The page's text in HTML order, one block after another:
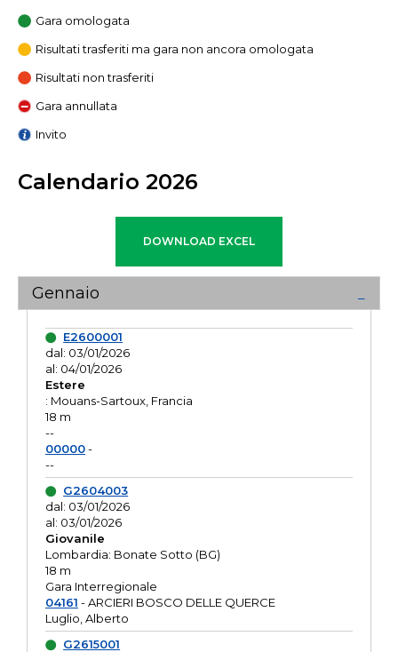
Gara omologata
Risultati trasferiti ma gara non ancora omologata
Risultati non trasferiti
Gara annullata
Invito
Calendario 2026
Gennaio
E2600001
dal: 03/01/2026
al: 04/01/2026
Estere
: Mouans-Sartoux, Francia
18 m
--
00000-
--
G2604003
dal: 03/01/2026
al: 03/01/2026
Giovanile
Lombardia: Bonate Sotto (BG)
18 m
Gara Interregionale
04161 - ARCIERI BOSCO DELLE QUERCE
Luglio, Alberto
G2615001